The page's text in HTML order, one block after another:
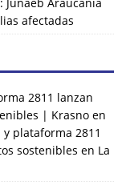
afectadas
2811 lanzan
| Krasno en
y plataforma 2811
sostenibles en La